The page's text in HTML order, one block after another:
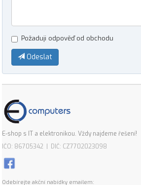
Požaduji odpověď od obchodu
Odeslat
E-shop s IT a elektronikou. Vždy najdeme řešení!
IČO: 86705342 | DIČ: CZ7702023098
Odebírejte akční nabídky emailem: